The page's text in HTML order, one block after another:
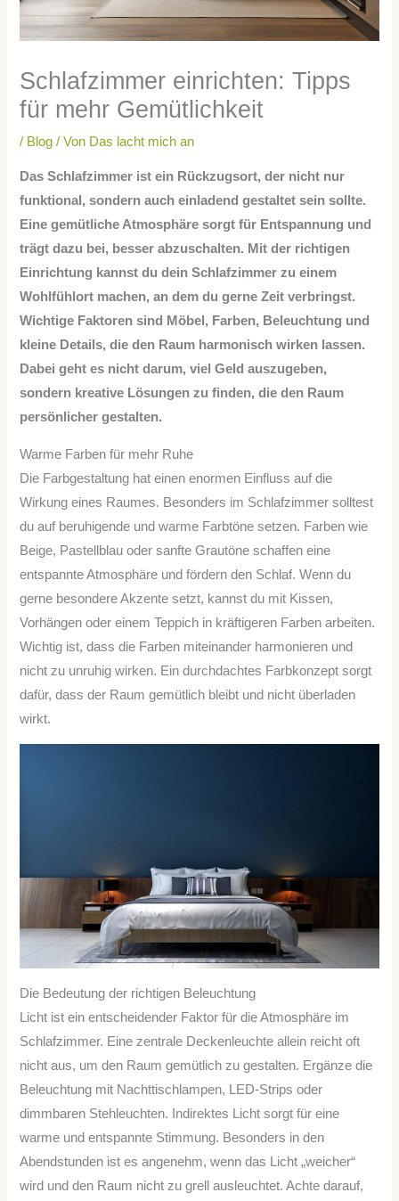
Schlafzimmer einrichten: Tipps
für mehr Gemütlichkeit
/ Blog / Von Das lacht mich an
Das Schlafzimmer ist ein Rückzugsort, der nicht nur
funktional, sondern auch einladend gestaltet sein sollte.
Eine gemütliche Atmosphäre sorgt für Entspannung und
trägt dazu bei, besser abzuschalten. Mit der richtigen
Einrichtung kannst du dein Schlafzimmer zu einem
Wohlfühlort machen, an dem du gerne Zeit verbringst.
Wichtige Faktoren sind Möbel, Farben, Beleuchtung und
kleine Details, die den Raum harmonisch wirken lassen.
Dabei geht es nicht darum, viel Geld auszugeben,
sondern kreative Lösungen zu finden, die den Raum
persönlicher gestalten.
Warme Farben für mehr Ruhe
Die Farbgestaltung hat einen enormen Einfluss auf die
Wirkung eines Raumes. Besonders im Schlafzimmer solltest
du auf beruhigende und warme Farbtöne setzen. Farben wie
Beige, Pastellblau oder sanfte Grautöne schaffen eine
entspannte Atmosphäre und fördern den Schlaf. Wenn du
gerne besondere Akzente setzt, kannst du mit Kissen,
Vorhängen oder einem Teppich in kräftigeren Farben arbeiten.
Wichtig ist, dass die Farben miteinander harmonieren und
nicht zu unruhig wirken. Ein durchdachtes Farbkonzept sorgt
dafür, dass der Raum gemütlich bleibt und nicht überladen
wirkt.
Die Bedeutung der richtigen Beleuchtung
Licht ist ein entscheidender Faktor für die Atmosphäre im
Schlafzimmer. Eine zentrale Deckenleuchte allein reicht oft
nicht aus, um den Raum gemütlich zu gestalten. Ergänze die
Beleuchtung mit Nachttischlampen, LED-Strips oder
dimmbaren Stehleuchten. Indirektes Licht sorgt für eine
warme und entspannte Stimmung. Besonders in den
Abendstunden ist es angenehm, wenn das Licht „weicher“
wird und den Raum nicht zu grell ausleuchtet. Achte darauf,